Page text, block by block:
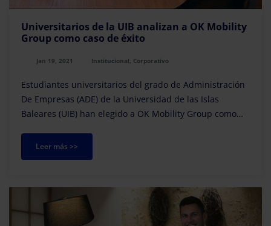
Universitarios de la UIB analizan a OK Mobility
Group como caso de éxito
Jan 19, 2021 Institucional, Corporativo
Estudiantes universitarios del grado de Administración
De Empresas (ADE) de la Universidad de las Islas
Baleares (UIB) han elegido a OK Mobility Group como
Leer más >>